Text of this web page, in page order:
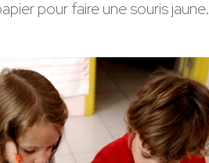
pour faire une souris jaune.